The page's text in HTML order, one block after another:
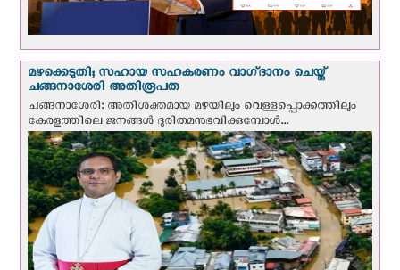
മഴക്കെടുതി; സഹായ സഹകരണം വാഗ്‌ദാനം ചെയ്ത്
ചങ്ങനാശേരി അതിരൂപത
ചങ്ങനാശേരി: അതിശക്തമായ മഴയിലും വെള്ളപ്പൊക്കത്തിലും
കേരളത്തിലെ ജനങ്ങൾ ദുരിതമനുഭവിക്കുമ്പോൾ...